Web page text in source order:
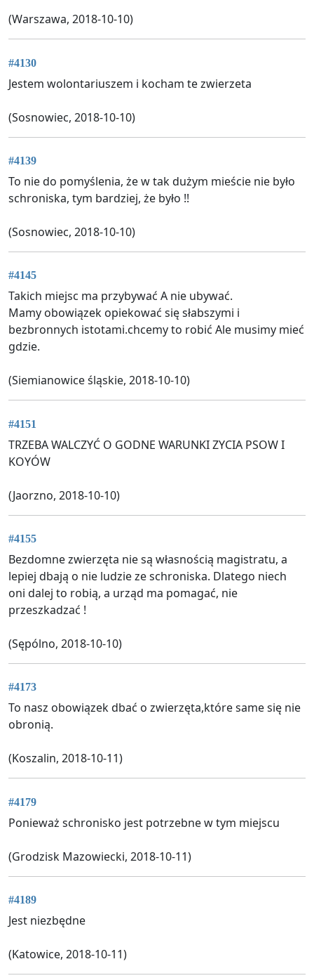
(Warszawa, 2018-10-10)
#4130
Jestem wolontariuszem i kocham te zwierzeta
(Sosnowiec, 2018-10-10)
#4139
To nie do pomyślenia, że w tak dużym mieście nie było
schroniska, tym bardziej, że było !!
(Sosnowiec, 2018-10-10)
#4145
Takich miejsc ma przybywać A nie ubywać.
Mamy obowiązek opiekować się słabszymi i
bezbronnych istotami.chcemy to robić Ale musimy mieć
gdzie.
(Siemianowice śląskie, 2018-10-10)
#4151
TRZEBA WALCZYĆ O GODNE WARUNKI ZYCIA PSOW I
KOYÓW
(Jaorzno, 2018-10-10)
#4155
Bezdomne zwierzęta nie są własnością magistratu, a
lepiej dbają o nie ludzie ze schroniska. Dlatego niech
oni dalej to robią, a urząd ma pomagać, nie
przeszkadzać !
(Sępólno, 2018-10-10)
#4173
To nasz obowiązek dbać o zwierzęta,które same się nie
obronią.
(Koszalin, 2018-10-11)
#4179
Ponieważ schronisko jest potrzebne w tym miejscu
(Grodzisk Mazowiecki, 2018-10-11)
#4189
Jest niezbędne
(Katowice, 2018-10-11)